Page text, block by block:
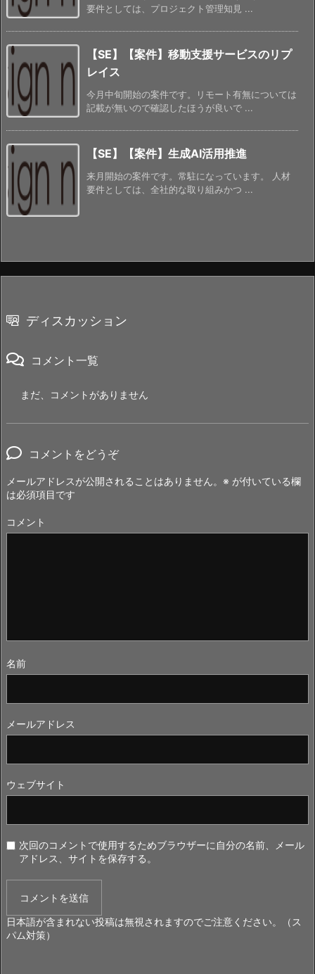
要件としては、プロジェクト管理知見 ...
【SE】【案件】移動支援サービスのリプ
レイス
今月中旬開始の案件です。リモート有無については
記載が無いので確認したほうが良いで ...
【SE】【案件】生成AI活用推進
来月開始の案件です。常駐になっています。 人材
要件としては、全社的な取り組みかつ ...
ディスカッション
コメント一覧
まだ、コメントがありません
コメントをどうぞ
メールアドレスが公開されることはありません。 ※ が付いている欄
は必須項目です
コメント
名前
メールアドレス
ウェブサイト
次回のコメントで使用するためブラウザーに自分の名前、メール
アドレス、サイトを保存する。
日本語が含まれない投稿は無視されますのでご注意ください。（ス
パム対策）